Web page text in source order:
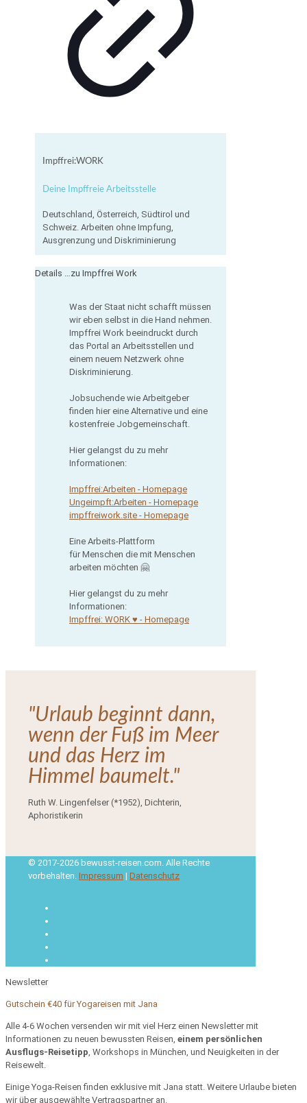
Impffrei:WORK
Deine Impffreie Arbeitsstelle
Deutschland, Österreich, Südtirol und
Schweiz. Arbeiten ohne Impfung,
Ausgrenzung und Diskriminierung
Details …zu Impffrei Work
Was der Staat nicht schafft müssen
wir eben selbst in die Hand nehmen.
Impffrei Work beeindruckt durch
das Portal an Arbeitsstellen und
einem neuem Netzwerk ohne
Diskriminierung.
Jobsuchende wie Arbeitgeber
finden hier eine Alternative und eine
kostenfreie Jobgemeinschaft.
Hier gelangst du zu mehr
Informationen:
Impffrei:Arbeiten - Homepage
Ungeimpft:Arbeiten - Homepage
impffreiwork.site - Homepage
Eine Arbeits-Plattform
für Menschen die mit Menschen
arbeiten möchten 🤗
Hier gelangst du zu mehr
Informationen:
Impffrei: WORK ♥ - Homepage
"Urlaub beginnt dann,
wenn der Fuß im Meer
und das Herz im
Himmel baumelt."
Ruth W. Lingenfelser (*1952), Dichterin,
Aphoristikerin
© 2017-2026 bewusst-reisen.com. Alle Rechte
vorbehalten. Impressum | Datenschutz
Newsletter
Gutschein €40 für Yogareisen mit Jana
Alle 4-6 Wochen versenden wir mit viel Herz einen Newsletter mit
Informationen zu neuen bewussten Reisen, einem persönlichen
Ausflugs-Reisetipp , Workshops in München, und Neuigkeiten in der
Reisewelt.
Einige Yoga-Reisen finden exklusive mit Jana statt. Weitere Urlaube bieten
wir über ausgewählte Vertragspartner an.